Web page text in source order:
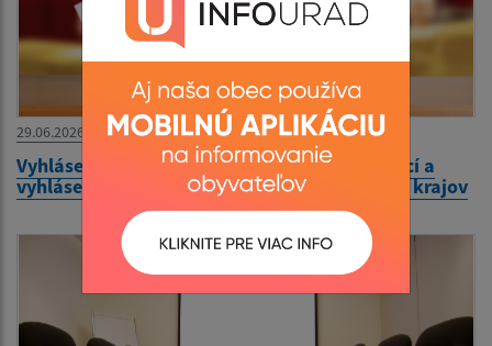
29.06.2026
Vyhlásenie volieb do orgánov samosprávy obcí a
vyhlásenie volieb do orgánov samosprávnych krajov